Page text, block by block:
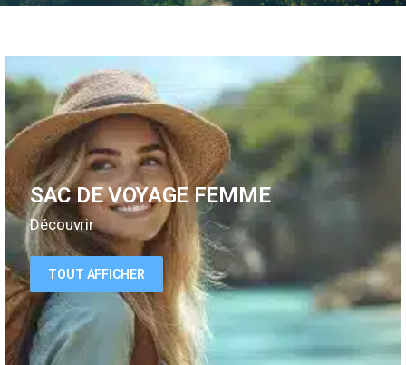
SAC DE VOYAGE FEMME
Découvrir
TOUT AFFICHER